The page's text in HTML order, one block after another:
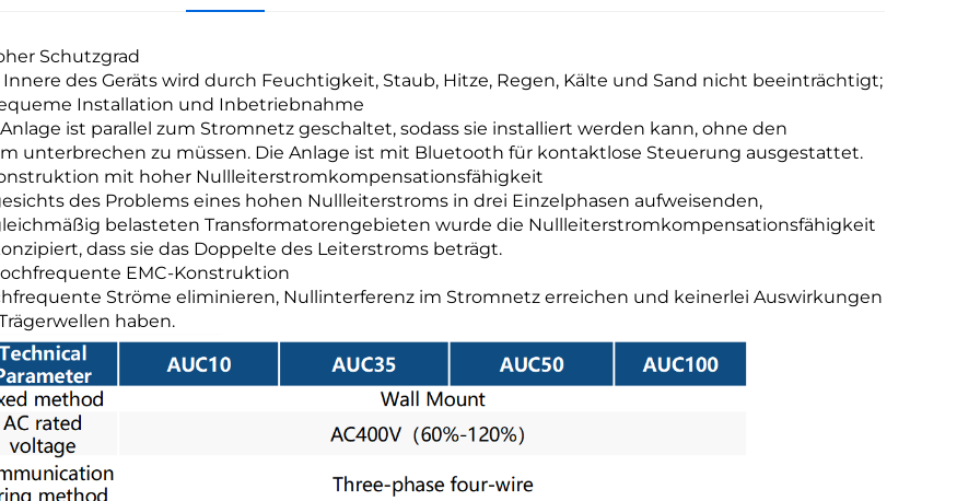
Schutzgrad
Innere des Geräts wird durch Feuchtigkeit, Staub, Hitze, Regen, Kälte und Sand nicht beeinträchtigt;
Installation und Inbetriebnahme
ist parallel zum Stromnetz geschaltet, sodass sie installiert werden kann, ohne den
unterbrechen zu müssen. Die Anlage ist mit Bluetooth für kontaktlose Steuerung ausgestattet.
mit hoher Nullleiterstromkompensationsfähigkeit
des Problems eines hohen Nullleiterstroms in drei Einzelphasen aufweisenden,
belasteten Transformatorengebieten wurde die Nullleiterstromkompensationsfähigkeit
dass sie das Doppelte des Leiterstroms beträgt.
EMC-Konstruktion
Ströme eliminieren, Nullinterferenz im Stromnetz erreichen und keinerlei Auswirkungen
haben.